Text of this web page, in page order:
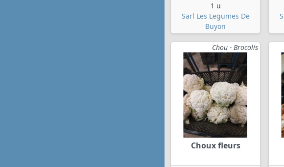
1 u
Sarl Les Legumes De
Buyon
Chou - Brocolis
Choux fleurs